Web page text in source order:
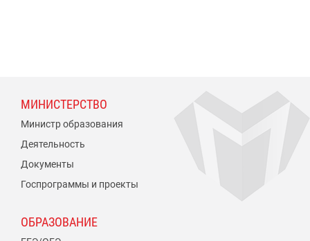
МИНИСТЕРСТВО
Министр образования
Деятельность
Документы
Госпрограммы и проекты
ОБРАЗОВАНИЕ